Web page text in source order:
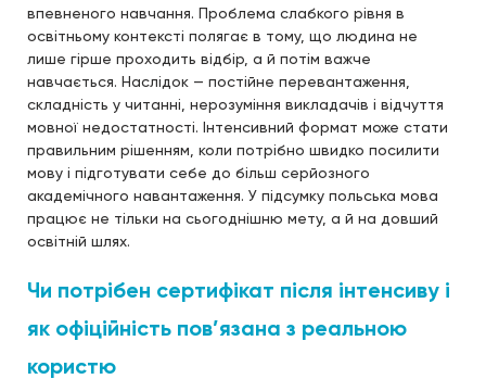
впевненого навчання. Проблема слабкого рівня в
освітньому контексті полягає в тому, що людина не
лише гірше проходить відбір, а й потім важче
навчається. Наслідок — постійне перевантаження,
складність у читанні, нерозуміння викладачів і відчуття
мовної недостатності. Інтенсивний формат може стати
правильним рішенням, коли потрібно швидко посилити
мову і підготувати себе до більш серйозного
академічного навантаження. У підсумку польська мова
працює не тільки на сьогоднішню мету, а й на довший
освітній шлях.
Чи потрібен сертифікат після інтенсиву і
як офіційність пов’язана з реальною
користю